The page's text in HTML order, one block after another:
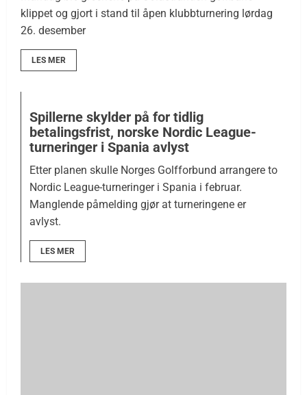
klippet og gjort i stand til åpen klubbturnering lørdag
26. desember
LES MER
Spillerne skylder på for tidlig
betalingsfrist, norske Nordic League-
turneringer i Spania avlyst
Etter planen skulle Norges Golfforbund arrangere to
Nordic League-turneringer i Spania i februar.
Manglende påmelding gjør at turneringene er
avlyst.
LES MER